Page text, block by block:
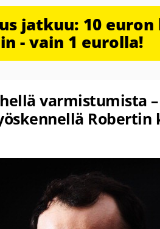
jatkuu: 10
- vain 1 eurolla!
varmistumista –
Robertin